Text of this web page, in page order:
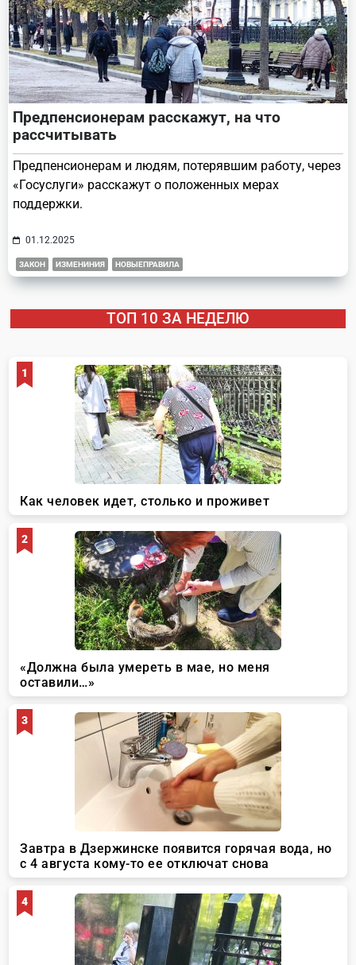
Предпенсионерам расскажут, на что
рассчитывать
Предпенсионерам и людям, потерявшим работу, через
«Госуслуги» расскажут о положенных мерах
поддержки.
01.12.2025
ЗАКОН ИЗМЕНИНИЯ НОВЫЕПРАВИЛА
ТОП 10 ЗА НЕДЕЛЮ